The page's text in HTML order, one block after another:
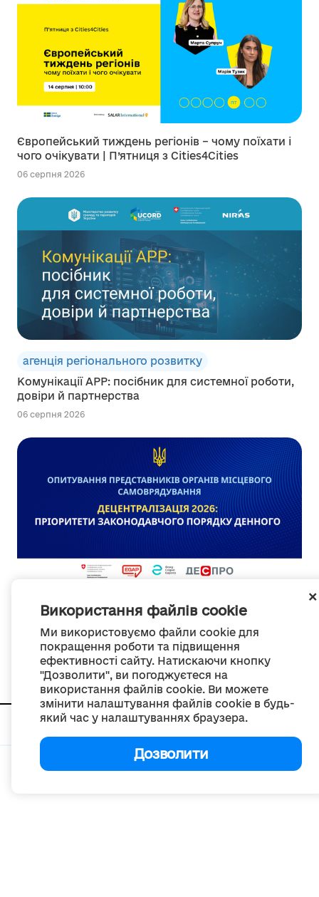
Використання файлів cookie
Ми використовуємо файли cookie для
покращення роботи та підвищення
ефективності сайту. Натискаючи кнопку
"Дозволити", ви погоджуєтеся на
використання файлів cookie. Ви можете
змінити налаштування файлів cookie в будь-
який час у налаштуваннях браузера.
Дозволити
Європейський тиждень регіонів – чому поїхати і
чого очікувати | П’ятниця з Cities4Cities
06 серпня 2026
агенція регіонального розвитку
Комунікації АРР: посібник для системної роботи,
довіри й партнерства
06 серпня 2026
Продовжується опитування представників ОМС
щодо пріоритетних законопроєктів із
децентралізації
06 серпня 2026
Мапа сайту